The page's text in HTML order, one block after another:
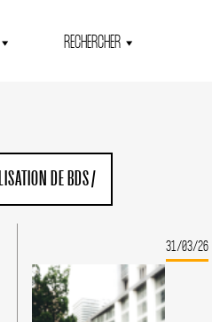
RECHERCHER
DE BDS/
31/03/26